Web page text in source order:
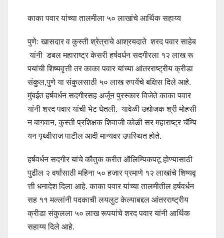
काका पवार यांच्‍या तालमीला ५० लाखांचे आर्थिक सहाय्य
पुणेः खासदार व कुस्ती श्रेत्राचे आश्रयदाते शरद पवार साहेब
यांनी डबल महाराष्ट्र केसरी हर्षवर्धन सदगीरला १२ लाख रू
पयांची शिष्यवृत्ती तर काका पवार यांच्‍या आंतरराष्ट्रीय क्रीडा
संकुल,पुणे या संकुलसाठी ५० लाख रुपयेंचे बक्षिस दिले आहे.
मुंबईत हर्षवर्धन सदगीरसह अर्जून पुरस्‍कार विजेते काका पवार
यांनी शरद पवार यांची भेट घेतली. यावेळी उद्योजक श्री मोहसी
न बागवान, कुस्ती प्रशिक्षक शिवाजी कोळी सर महाराष्ट्र चॅम्पि
यन पृथ्वीराज पाटील आदी मान्‍यवर उपस्‍थित होते.
हर्षवर्धन सदगीर यांचे कौतुक करीत ऑलिम्‍पिकपटू होण्यासाठी
पुढील २ वर्षांसाठी महिना ५० हजार प्रमाणे १२ लाखांचे शिष्यवृ
त्ती धनादेश दिला आहे. काका पवार यांच्‍या तालमीतील हर्षवर्धन
सह ११ मल्‍लांनी पदकाची लयलुट केल्‍याबद्दल आंतरराष्ट्रीय
क्रीडा संकुलला ५० लाख रूपयांचे शरद पवार यांनी आर्थिक
सहाय्य दिले आहे.